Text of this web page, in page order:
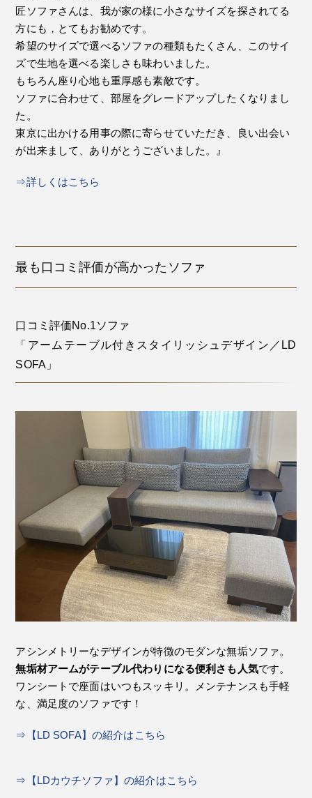
匠ソファさんは、我が家の様に小さなサイズを探されてる
方にも，とてもお勧めです。
希望のサイズで選べるソファの種類もたくさん、このサイ
ズで生地を選べる楽しさも味わいました。
もちろん座り心地も重厚感も素敵です。
ソファに合わせて、部屋をグレードアップしたくなりまし
た。
東京に出かける用事の際に寄らせていただき、良い出会い
が出来まして、ありがとうございました。』
⇒詳しくはこちら
最も口コミ評価が高かったソファ
口コミ評価No.1ソファ
「アームテーブル付きスタイリッシュデザイン／LD
SOFA」
アシンメトリーなデザインが特徴のモダンな無垢ソファ。
無垢材アームがテーブル代わりになる便利さも人気です。
ワンシートで座面はいつもスッキリ。メンテナンスも手軽
な、満足度のソファです！
⇒【LD SOFA】の紹介はこちら
⇒【LDカウチソファ】の紹介はこちら